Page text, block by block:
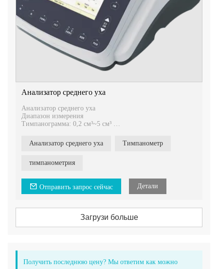
Анализатор среднего уха
Анализатор среднего уха
Диапазон измерения
Тимпанограмма: 0,2 см³~5 см³
Анализатор среднего уха Тимпанометр
тимпанометрия
Отправить запрос сейчас Детали
Загрузи больше
Получить последнюю цену? Мы ответим как можно